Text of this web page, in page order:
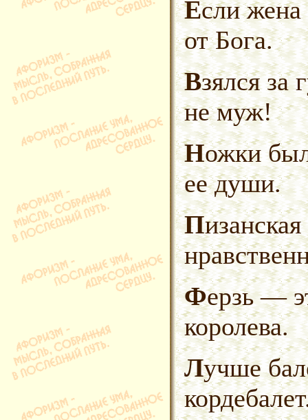
Если жена не подарок, значит она
от Бога.
Взялся за гуж, не говори, что
не муж!
Ножки были лучшей частью
ее души.
Пизанская башня, как символ
Ферзь — это эмансипированная
королева.
Лучше балета бывает лишь